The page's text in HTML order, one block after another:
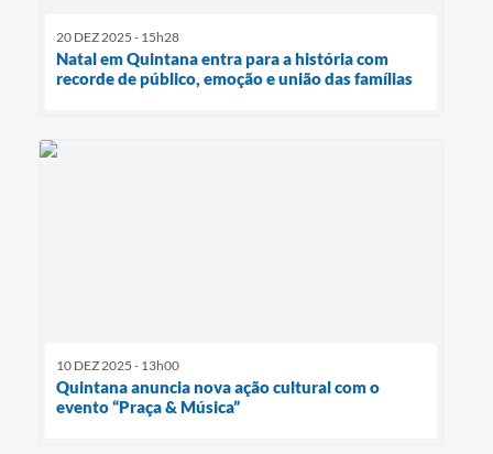
20 DEZ 2025 - 15h28
Natal em Quintana entra para a história com
recorde de público, emoção e união das famílias
10 DEZ 2025 - 13h00
Quintana anuncia nova ação cultural com o
evento “Praça & Música”